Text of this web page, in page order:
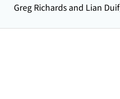
Greg Richards and Lian Duif